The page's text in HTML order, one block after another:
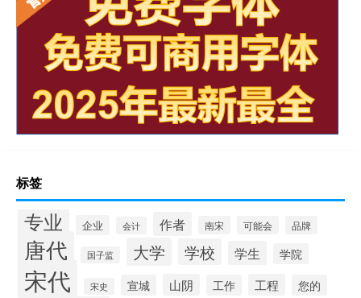
标签
专业 企业 会计 作者 南宋 可能会 品牌
唐代 国子监 大学 学校 学生 学院
宋代 宋史 宣城 山阴 工作 工程 您的